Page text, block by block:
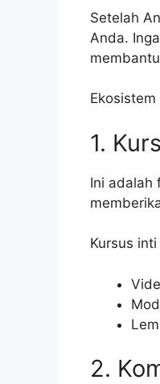
Setelah
Anda.
1.
Ini adalah
Kursus
2.